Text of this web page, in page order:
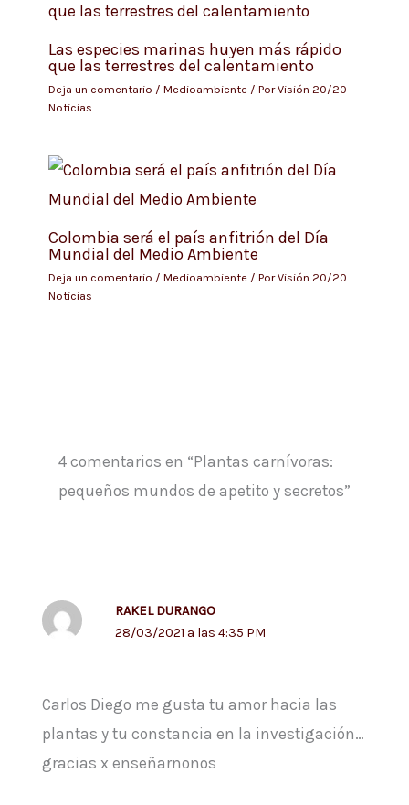
Las especies marinas huyen más rápido
que las terrestres del calentamiento
Deja un comentario / Medioambiente/ PorVisión 20/20
Noticias
Colombia será el país anfitrión del Día
Mundial del Medio Ambiente
Deja un comentario / Medioambiente/ PorVisión 20/20
Noticias
4 comentarios en “Plantas carnívoras:
pequeños mundos de apetito y secretos”
RAKEL DURANGO
28/03/2021 a las 4:35 PM
Carlos Diego me gusta tu amor hacia las
plantas y tu constancia en la investigación…
gracias x enseñarnonos